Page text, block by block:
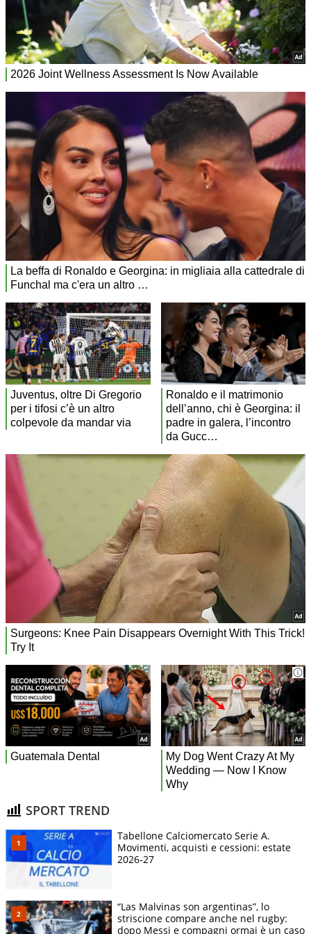
SPORT TREND
Tabellone Calciomercato Serie A.
Movimenti, acquisti e cessioni: estate
2026-27
“Las Malvinas son argentinas”, lo
striscione compare anche nel rugby:
dopo Messi e compagni ormai è un caso